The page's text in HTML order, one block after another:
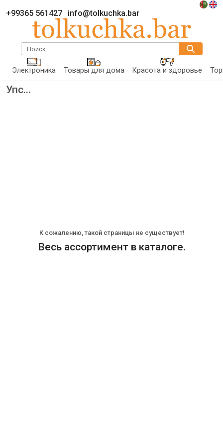
+99365 561427 info@tolkuchka.bar
Поиск
Электроника Товары для дома Красота и здоровье
Упс...
К сожалению, такой страницы не существует!
Весь ассортимент в каталоге.